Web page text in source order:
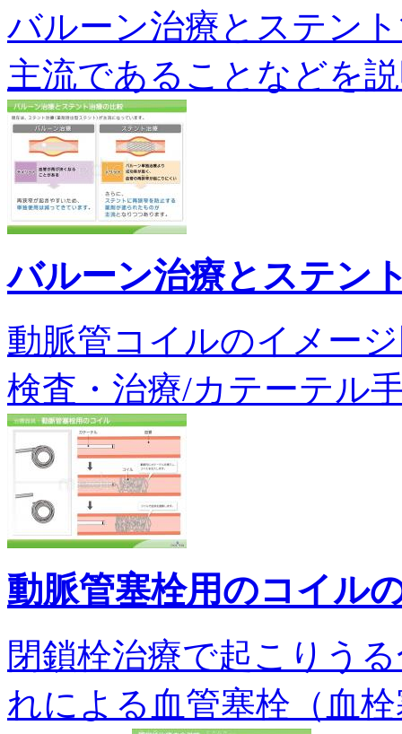
バルーン治療とステン
主流であることなどを
バルーン治療とステン
動脈管コイルのイメー
検査・治療/カテーテル
動脈管塞栓用のコイル
閉鎖栓治療で起こりう
れによる血管塞栓（血